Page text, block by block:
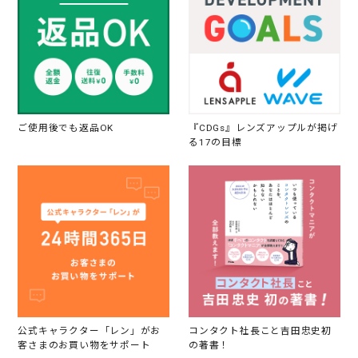
ご使用後でも返品OK
『CDGs』レンズアップルが掲げ
る17の目標
公式キャラクター「レン」がお
客さまのお買い物をサポート
コンタクト社長こと吉田忠史初
の著書！